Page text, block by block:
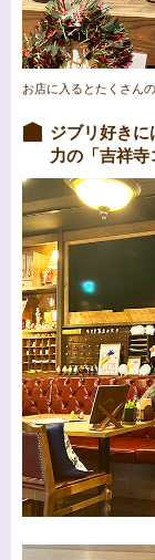
お店に入るとたくさん
ジブリ好き
力の「吉祥寺